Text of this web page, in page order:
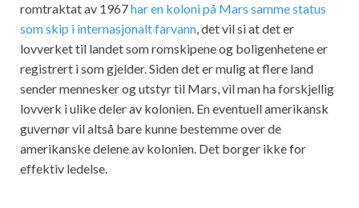
romtraktat av 1967har en koloni på Mars samme status
som skip i internasjonalt farvann, det vil si at det er
lovverket til landet som romskipene og boligenhetene er
registrert i som gjelder. Siden det er mulig at flere land
sender mennesker og utstyr til Mars, vil man ha forskjellig
lovverk i ulike deler av kolonien. En eventuell amerikansk
guvernør vil altså bare kunne bestemme over de
amerikanske delene av kolonien. Det borger ikke for
effektiv ledelse.